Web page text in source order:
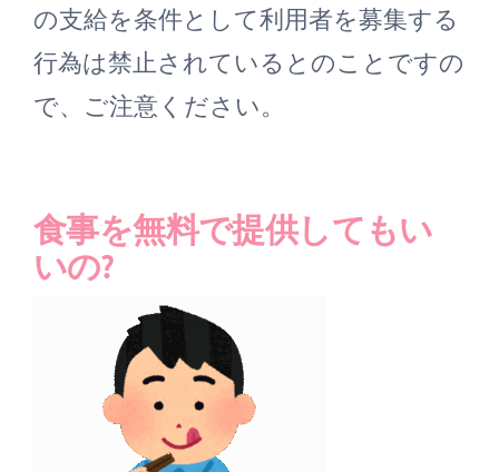
の支給を条件として利用者を募集する
行為は禁止されているとのことですの
で、ご注意ください。
食事を無料で提供してもい
いの?